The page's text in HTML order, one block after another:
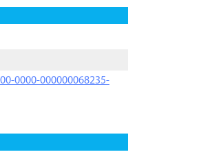
0000-000000068235-